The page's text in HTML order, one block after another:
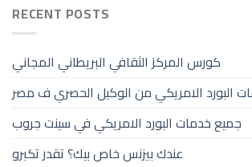
RECENT POSTS
كورس المركز الثقافي البريطاني المجاني
البورد الامريكي من الوكيل الحصري ف مصر
جميع خدمات البورد الامريكي في سينت جروب
عندك بيزنس خاص بيك؟ تقدر تكبرو